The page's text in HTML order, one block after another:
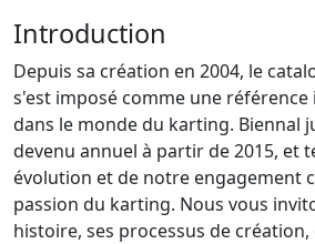
Introduction
Depuis sa création en 2004, le
s'est imposé comme une
dans le monde du karting. Biennal
devenu annuel à partir de 2015, et
évolution et de notre engagement
passion du karting. Nous vous
histoire, ses processus de